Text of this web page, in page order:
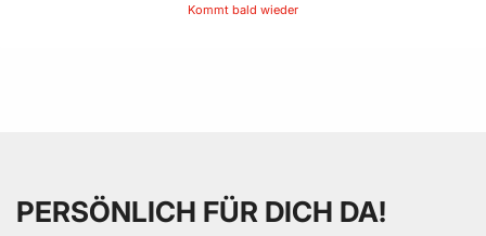
Kommt bald wieder
PERSÖNLICH FÜR DICH DA!